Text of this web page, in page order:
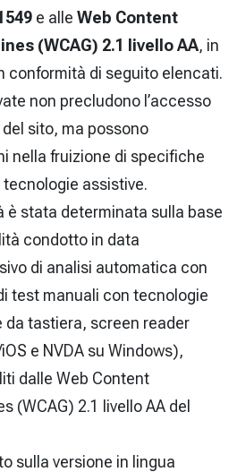
e alle Web Content
(WCAG) 2.1 livello AA, in
conformità di seguito elencati.
non precludono l’accesso
sito, ma possono
nella fruizione di specifiche
assistive.
è stata determinata sulla base
condotto in data
di analisi automatica con
test manuali con tecnologie
da tastiera, screen reader
e NVDA su Windows),
dalle Web Content
(WCAG) 2.1 livello AA del
sulla versione in lingua